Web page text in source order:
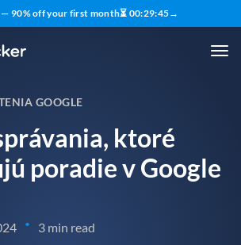
— 90% off your first month⏳ 00:29:45→
GOOGLE
ktoré
poradie v Google
• 3 min read